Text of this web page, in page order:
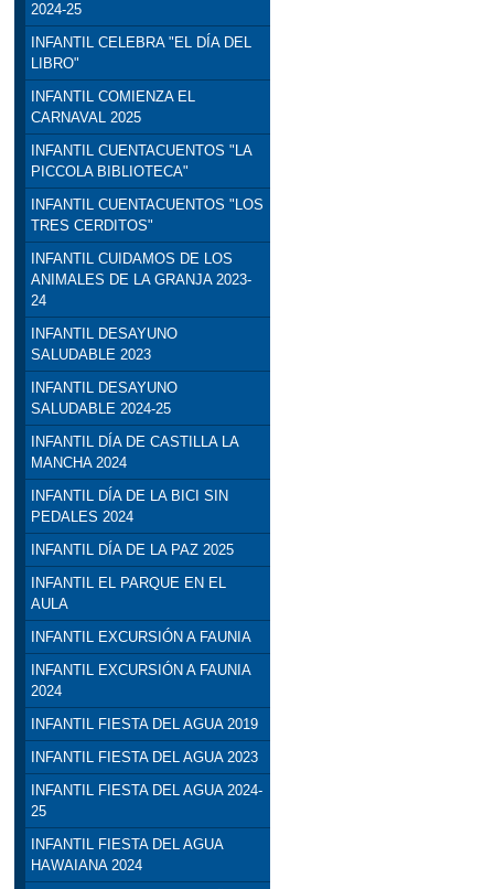
2024-25
INFANTIL CELEBRA "EL DÍA DEL
LIBRO"
INFANTIL COMIENZA EL
CARNAVAL 2025
INFANTIL CUENTACUENTOS "LA
PICCOLA BIBLIOTECA"
INFANTIL CUENTACUENTOS "LOS
TRES CERDITOS"
INFANTIL CUIDAMOS DE LOS
ANIMALES DE LA GRANJA 2023-
24
INFANTIL DESAYUNO
SALUDABLE 2023
INFANTIL DESAYUNO
SALUDABLE 2024-25
INFANTIL DÍA DE CASTILLA LA
MANCHA 2024
INFANTIL DÍA DE LA BICI SIN
PEDALES 2024
INFANTIL DÍA DE LA PAZ 2025
INFANTIL EL PARQUE EN EL
AULA
INFANTIL EXCURSIÓN A FAUNIA
INFANTIL EXCURSIÓN A FAUNIA
2024
INFANTIL FIESTA DEL AGUA 2019
INFANTIL FIESTA DEL AGUA 2023
INFANTIL FIESTA DEL AGUA 2024-
25
INFANTIL FIESTA DEL AGUA
HAWAIANA 2024